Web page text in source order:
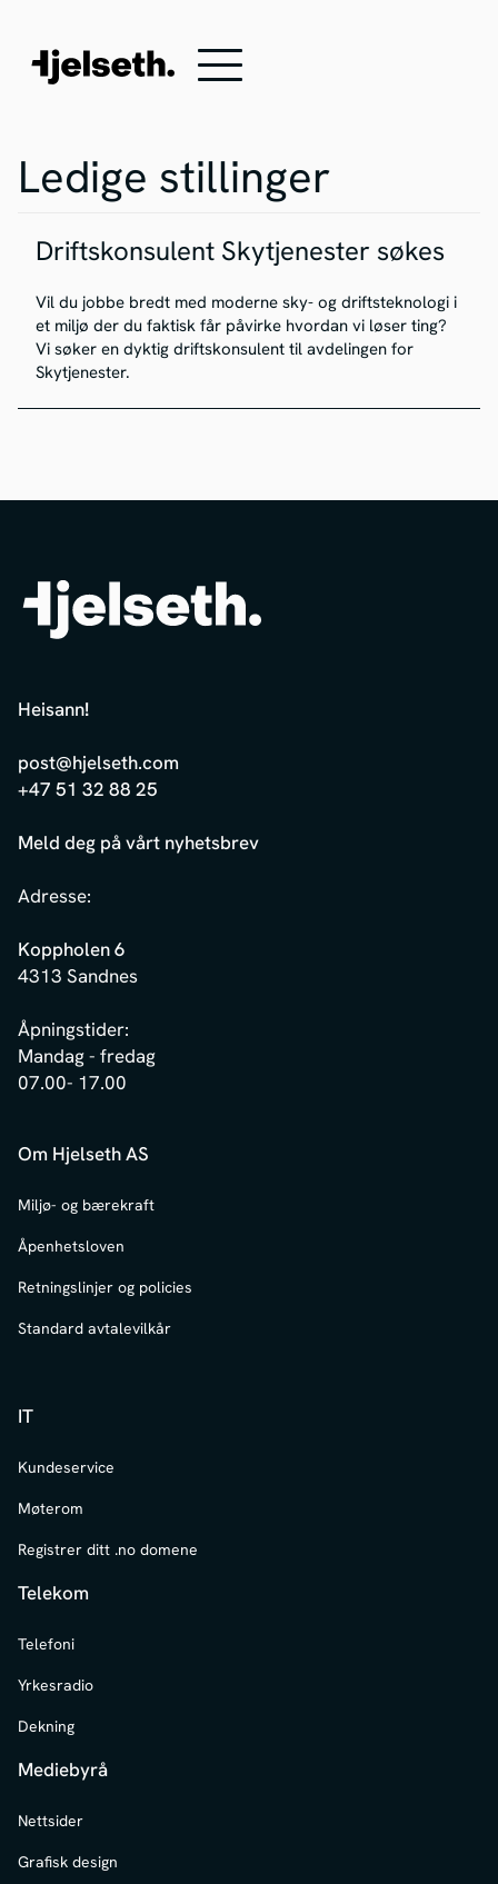
Ledige stillinger
Driftskonsulent Skytjenester søkes
Vil du jobbe bredt med moderne sky- og driftsteknologi i
et miljø der du faktisk får påvirke hvordan vi løser ting?
Vi søker en dyktig driftskonsulent til avdelingen for
Skytjenester.
Heisann!
post@hjelseth.com
+47 51 32 88 25
Meld deg på vårt nyhetsbrev
Adresse:
Koppholen 6
4313 Sandnes
Åpningstider:
Mandag - fredag
07.00- 17.00
Om Hjelseth AS
Miljø- og bærekraft
Åpenhetsloven
Retningslinjer og policies
Standard avtalevilkår
IT
Kundeservice
Møterom
Registrer ditt .no domene
Telekom
Telefoni
Yrkesradio
Dekning
Mediebyrå
Nettsider
Grafisk design